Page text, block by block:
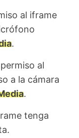
al iframe
.
al
a la cámara
.
tenga